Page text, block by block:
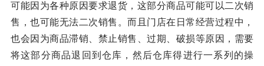
可能因为各种原因要求退货，这部分商品可能可以二次销
售，也可能无法二次销售。而且门店在日常经营过程中，
也会因为商品滞销、禁止销售、过期、破损等原因，需要
将这部分商品退回到仓库，然后仓库得进行一系列的操